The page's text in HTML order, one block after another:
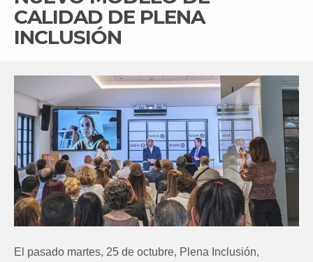
CALIDAD DE PLENA
INCLUSIÓN
El pasado martes, 25 de octubre, Plena Inclusión,